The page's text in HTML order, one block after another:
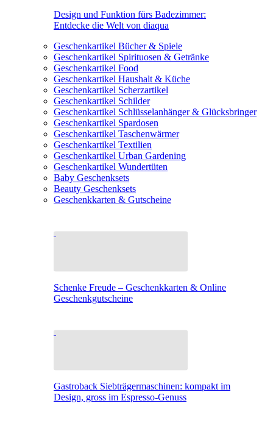
Design und Funktion fürs Badezimmer:
Entdecke die Welt von diaqua
Geschenkartikel Bücher & Spiele
Geschenkartikel Spirituosen & Getränke
Geschenkartikel Food
Geschenkartikel Haushalt & Küche
Geschenkartikel Scherzartikel
Geschenkartikel Schilder
Geschenkartikel Schlüsselanhänger & Glücksbringer
Geschenkartikel Spardosen
Geschenkartikel Taschenwärmer
Geschenkartikel Textilien
Geschenkartikel Urban Gardening
Geschenkartikel Wundertüten
Baby Geschenksets
Beauty Geschenksets
Geschenkkarten & Gutscheine
Schenke Freude – Geschenkkarten & Online
Geschenkgutscheine
Gastroback Siebträgermaschinen: kompakt im
Design, gross im Espresso-Genuss